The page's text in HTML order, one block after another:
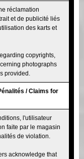
réclamation
et de publicité liés
des karts et
copyrights,
photographs
provided.
/ Claims for
l'utilisateur
faite par le magasin
de violation.
acknowledge that